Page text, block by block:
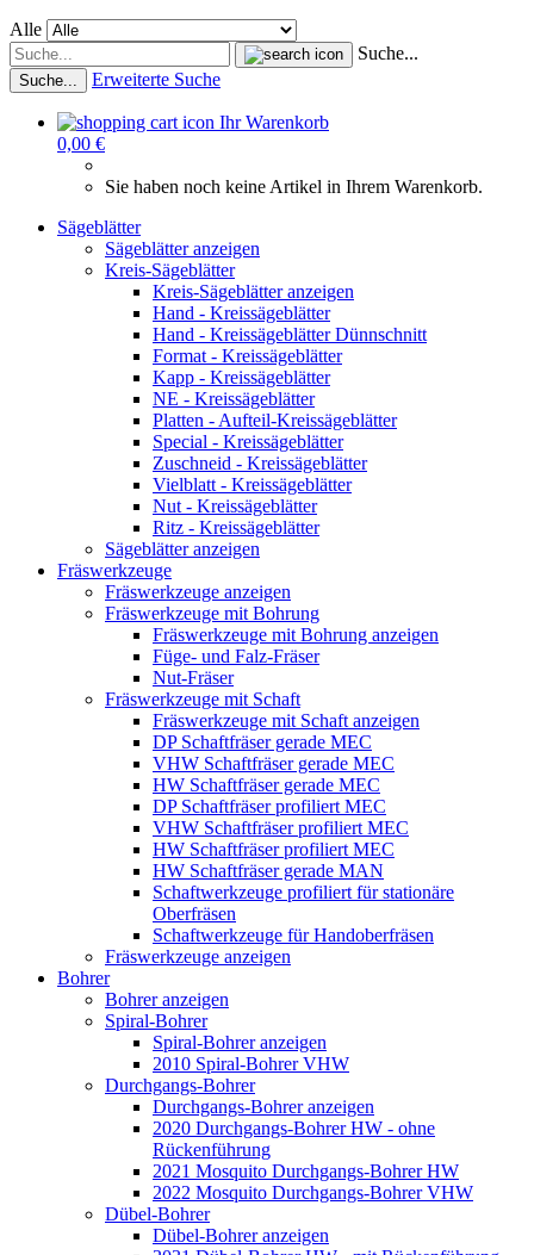
Alle
Suche...
Suche... Erweiterte Suche
Ihr Warenkorb
0,00 €
Sie haben noch keine Artikel in Ihrem Warenkorb.
Sägeblätter
Sägeblätter anzeigen
Kreis-Sägeblätter
Kreis-Sägeblätter anzeigen
Hand - Kreissägeblätter
Hand - Kreissägeblätter Dünnschnitt
Format - Kreissägeblätter
Kapp - Kreissägeblätter
NE - Kreissägeblätter
Platten - Aufteil-Kreissägeblätter
Special - Kreissägeblätter
Zuschneid - Kreissägeblätter
Vielblatt - Kreissägeblätter
Nut - Kreissägeblätter
Ritz - Kreissägeblätter
Sägeblätter anzeigen
Fräswerkzeuge
Fräswerkzeuge anzeigen
Fräswerkzeuge mit Bohrung
Fräswerkzeuge mit Bohrung anzeigen
Füge- und Falz-Fräser
Nut-Fräser
Fräswerkzeuge mit Schaft
Fräswerkzeuge mit Schaft anzeigen
DP Schaftfräser gerade MEC
VHW Schaftfräser gerade MEC
HW Schaftfräser gerade MEC
DP Schaftfräser profiliert MEC
VHW Schaftfräser profiliert MEC
HW Schaftfräser profiliert MEC
HW Schaftfräser gerade MAN
Schaftwerkzeuge profiliert für stationäre
Oberfräsen
Schaftwerkzeuge für Handoberfräsen
Fräswerkzeuge anzeigen
Bohrer
Bohrer anzeigen
Spiral-Bohrer
Spiral-Bohrer anzeigen
2010 Spiral-Bohrer VHW
Durchgangs-Bohrer
Durchgangs-Bohrer anzeigen
2020 Durchgangs-Bohrer HW - ohne
Rückenführung
2021 Mosquito Durchgangs-Bohrer HW
2022 Mosquito Durchgangs-Bohrer VHW
Dübel-Bohrer
Dübel-Bohrer anzeigen